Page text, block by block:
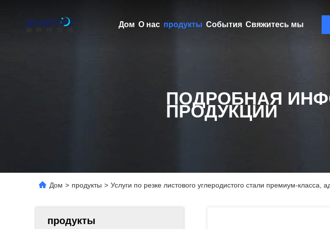
Дом О нас продукты События Свяжитесь мы
ПОДРОБНАЯ
ПРОДУКЦИИ
Дом > продукты > Услуги по резке листового углеродистого стали премиум-класса,
продукты